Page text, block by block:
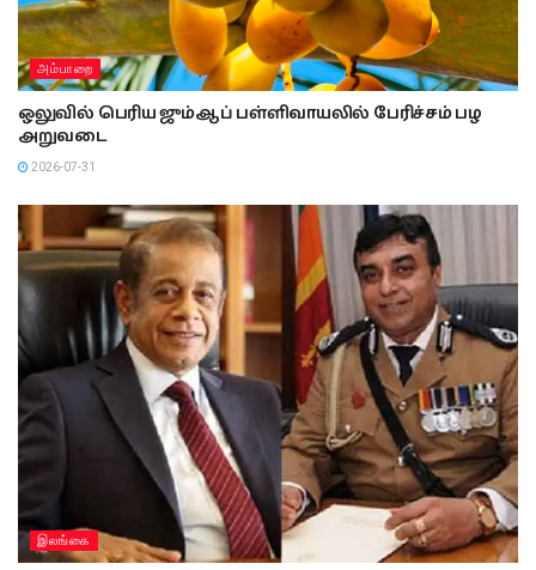
அம்பாறை
ஒலுவில் பெரிய ஜும்ஆப் பள்ளிவாயலில் பேரிச்சம் பழ
அறுவடை
2026-07-31
இலங்கை